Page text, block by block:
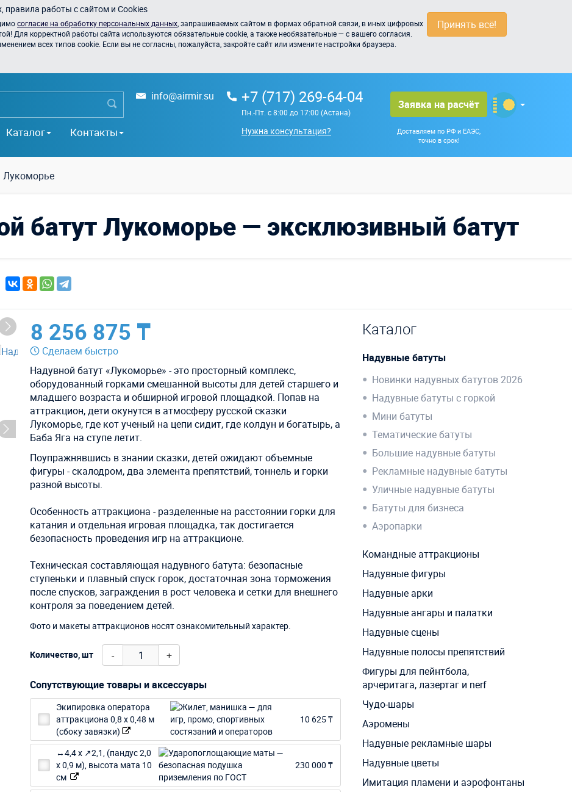
Принять всё!
работы с сайтом и Cookies
согласие на обработку персональных данных , запрашиваемых сайтом в формах обратной связи, в иных цифровых
Для корректной работы сайта используются обязательные cookie, а также необязательные — с вашего согласия.
всех типов cookie. Если вы не согласны, пожалуйста, закройте сайт или измените настройки браузера.
Каталог Контакты
info@airmir.su +7 (717) 269-64-04
Пн.-Пт. с 8:00 до 17:00 (Астана)
Нужна консультация?
Заявка на расчёт
Доставляем по РФ и ЕАЭС,
точно в срок!
Лукоморье
батут Лукоморье — эксклюзивный батут
8 256 875 ₸
Сделаем быстро
Надувной батут «Лукоморье» - это просторный комплекс,
оборудованный горками смешанной высоты для детей старшего и
младшего возраста и обширной игровой площадкой. Попав на
аттракцион, дети окунутся в атмосферу русской сказки
Лукоморье, где кот ученый на цепи сидит, где колдун и богатырь, а
Баба Яга на ступе летит.
Поупражнявшись в знании сказки, детей ожидают объемные
фигуры - скалодром, два элемента препятствий, тоннель и горки
разной высоты.
Особенность аттракциона - разделенные на расстоянии горки для
катания и отдельная игровая площадка, так достигается
безопасность проведения игр на аттракционе.
Техническая составляющая надувного батута: безопасные
ступеньки и плавный спуск горок, достаточная зона торможения
после спусков, заграждения в рост человека и сетки для внешнего
контроля за поведением детей.
Фото и макеты аттракционов носят ознакомительный характер.
Количество, шт - +
Сопутствующие товары и аксессуары
Экипировка оператора
аттракциона 0,8 х 0,48 м
(сбоку завязки)
10 625 ₸
↔4,4 х ↗2,1, (пандус 2,0
х 0,9 м), высота мата 10
см
230 000 ₸
Каталог
Надувные батуты
Новинки надувных батутов 2026
Надувные батуты с горкой
Мини батуты
Тематические батуты
Большие надувные батуты
Рекламные надувные батуты
Уличные надувные батуты
Батуты для бизнеса
Аэропарки
Командные аттракционы
Надувные фигуры
Надувные арки
Надувные ангары и палатки
Надувные сцены
Надувные полосы препятствий
Фигуры для пейнтбола,
арчеритага, лазертаг и nerf
Чудо-шары
Аэромены
Надувные рекламные шары
Надувные цветы
Имитация пламени и аэрофонтаны